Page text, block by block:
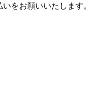
をお願いいたします。